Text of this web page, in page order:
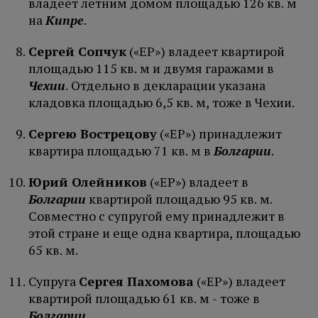
на Кипре.
Сергей Сопчук («ЕР») владеет квартирой
площадью 115 кв. м и двумя гаражами в
Чехии. Отдельно в декларации указана
кладовка площадью 6,5 кв. м, тоже в Чехии.
Сергею Вострецову («ЕР») принадлежит
квартира площадью 71 кв. м в Болгарии.
Юрий Олейников («ЕР») владеет в
Болгарии квартирой площадью 95 кв. м.
Совместно с супругой ему принадлежит в
этой стране и еще одна квартира, площадью
65 кв. м.
Супруга Сергея Пахомова («ЕР») владеет
квартирой площадью 61 кв. м - тоже в